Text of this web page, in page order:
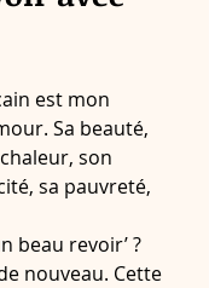
est mon
Sa beauté,
son
sa pauvreté,
beau revoir’ ?
nouveau. Cette